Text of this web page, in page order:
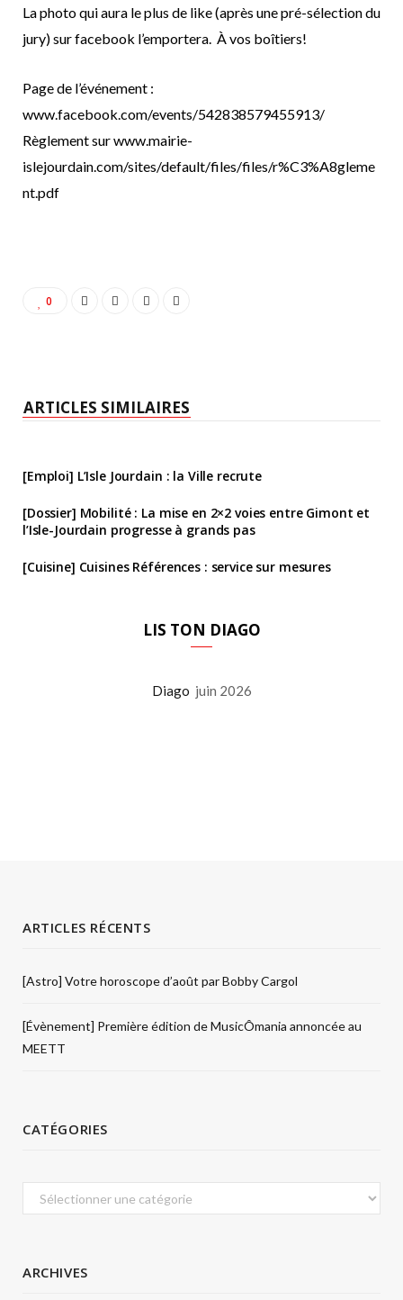
La photo qui aura le plus de like (après une pré-sélection du
jury) sur facebook l’emportera. À vos boîtiers!
Page de l’événement :
www.facebook.com/events/542838579455913/
Règlement sur www.mairie-
islejourdain.com/sites/default/files/files/r%C3%A8gleme
nt.pdf
0
ARTICLES SIMILAIRES
[Emploi] L’Isle Jourdain : la Ville recrute
[Dossier] Mobilité : La mise en 2×2 voies entre Gimont et
l’Isle-Jourdain progresse à grands pas
[Cuisine] Cuisines Références : service sur mesures
LIS TON DIAGO
Diago juin 2026
ARTICLES RÉCENTS
[Astro] Votre horoscope d’août par Bobby Cargol
[Évènement] Première édition de MusicÔmania annoncée au
MEETT
CATÉGORIES
Catégories
ARCHIVES